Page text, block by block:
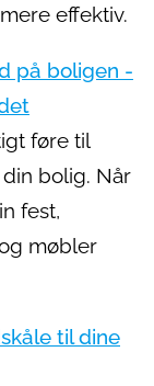
effektiv.
på boligen -
føre til
bolig. Når
fest,
møbler
til dine